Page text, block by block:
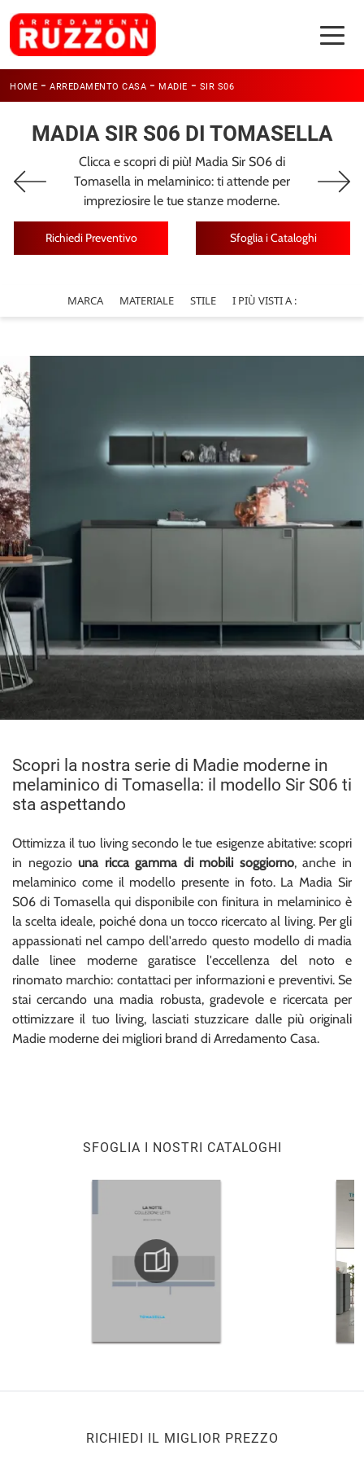
HOME - ARREDAMENTO CASA - MADIE - SIR S06
MADIA SIR S06 DI TOMASELLA
Clicca e scopri di più! Madia Sir S06 di
Tomasella in melaminico: ti attende per
impreziosire le tue stanze moderne.
Richiedi Preventivo Sfoglia i Cataloghi
MARCA MATERIALE STILE I PIÙ VISTI A :
Scopri la nostra serie di Madie moderne in
melaminico di Tomasella: il modello Sir S06 ti
sta aspettando
Ottimizza il tuo living secondo le tue esigenze abitative: scopri
in negozio una ricca gamma di mobili soggiorno, anche in
melaminico come il modello presente in foto. La Madia Sir
S06 di Tomasella qui disponibile con finitura in melaminico è
la scelta ideale, poiché dona un tocco ricercato al living. Per gli
appassionati nel campo dell'arredo questo modello di madia
dalle linee moderne garatisce l'eccellenza del noto e
rinomato marchio: contattaci per informazioni e preventivi. Se
stai cercando una madia robusta, gradevole e ricercata per
ottimizzare il tuo living, lasciati stuzzicare dalle più originali
Madie moderne dei migliori brand di Arredamento Casa.
SFOGLIA I NOSTRI CATALOGHI
RICHIEDI IL MIGLIOR PREZZO